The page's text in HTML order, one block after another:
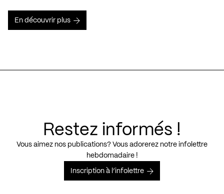
En découvrir plus
Restez informés !
Vous aimez nos publications? Vous adorerez notre infolettre
hebdomadaire !
Inscription à l’infolettre